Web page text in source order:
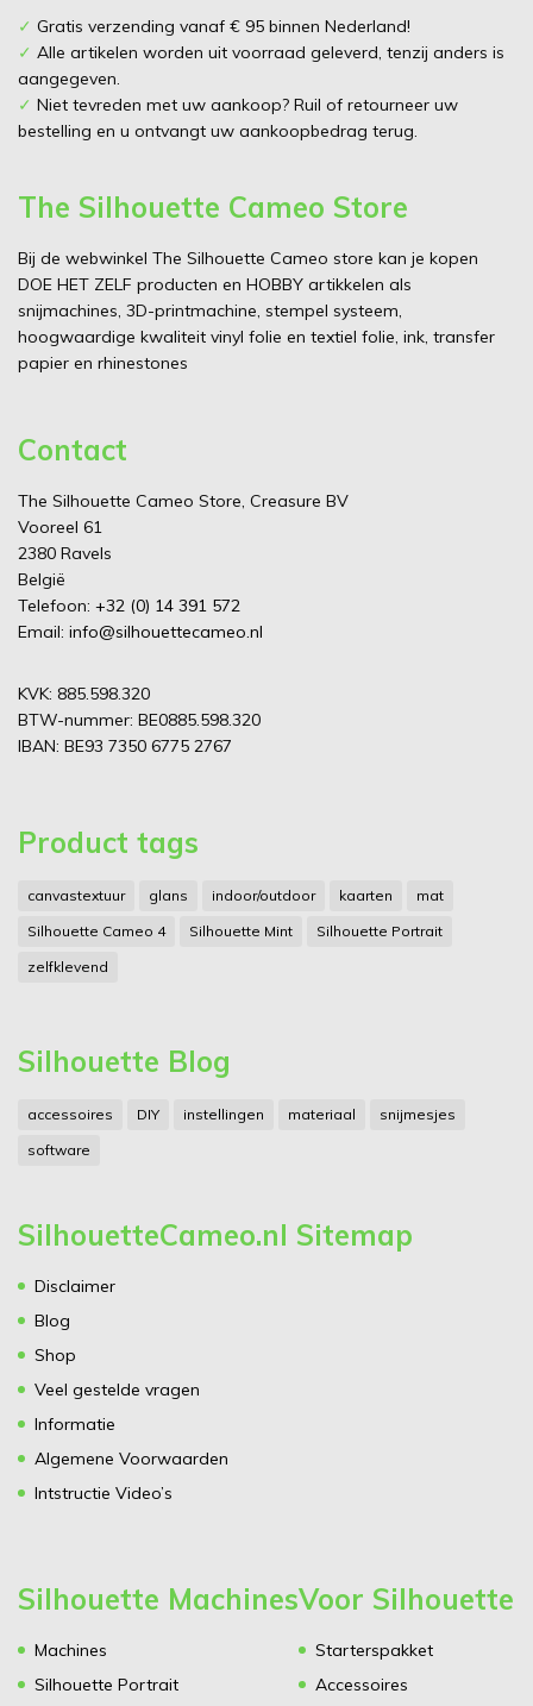
✓ Gratis verzending vanaf € 95 binnen Nederland!
✓ Alle artikelen worden uit voorraad geleverd, tenzij anders is
aangegeven.
✓ Niet tevreden met uw aankoop? Ruil of retourneer uw
bestelling en u ontvangt uw aankoopbedrag terug.
The Silhouette Cameo Store
Bij de webwinkel The Silhouette Cameo store kan je kopen
DOE HET ZELF producten en HOBBY artikkelen als
snijmachines, 3D-printmachine, stempel systeem,
hoogwaardige kwaliteit vinyl folie en textiel folie, ink, transfer
papier en rhinestones
Contact
The Silhouette Cameo Store, Creasure BV
Vooreel 61
2380 Ravels
België
Telefoon: +32 (0) 14 391 572
Email: info@silhouettecameo.nl
KVK: 885.598.320
BTW-nummer: BE0885.598.320
IBAN: BE93 7350 6775 2767
Product tags
canvastextuur glans indoor/outdoor kaarten
mat
Silhouette Cameo 4
Silhouette Mint
Silhouette Portrait
zelfklevend
Silhouette Blog
accessoires DIY instellingen materiaal
snijmesjes
software
SilhouetteCameo.nl Sitemap
Disclaimer
Blog
Shop
Veel gestelde vragen
Informatie
Algemene Voorwaarden
Intstructie Video’s
Silhouette Machines
Machines
Silhouette Portrait
Voor Silhouette
Starterspakket
Accessoires